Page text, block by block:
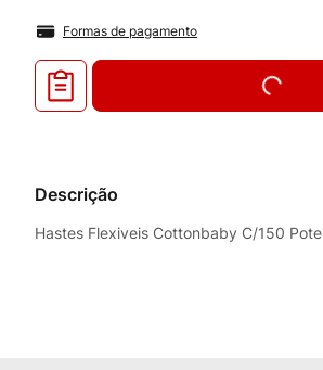
Formas de pagamento
Descrição
Hastes Flexiveis Cottonbaby C/150 Pote